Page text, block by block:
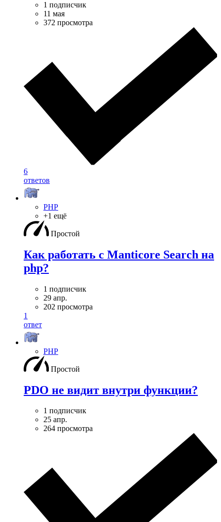
1 подписчик
11 мая
372 просмотра
6
ответов
PHP
+1 ещё
Простой
Как работать с Manticore Search на
php?
1 подписчик
29 апр.
202 просмотра
1
ответ
PHP
Простой
PDO не видит внутри функции?
1 подписчик
25 апр.
264 просмотра